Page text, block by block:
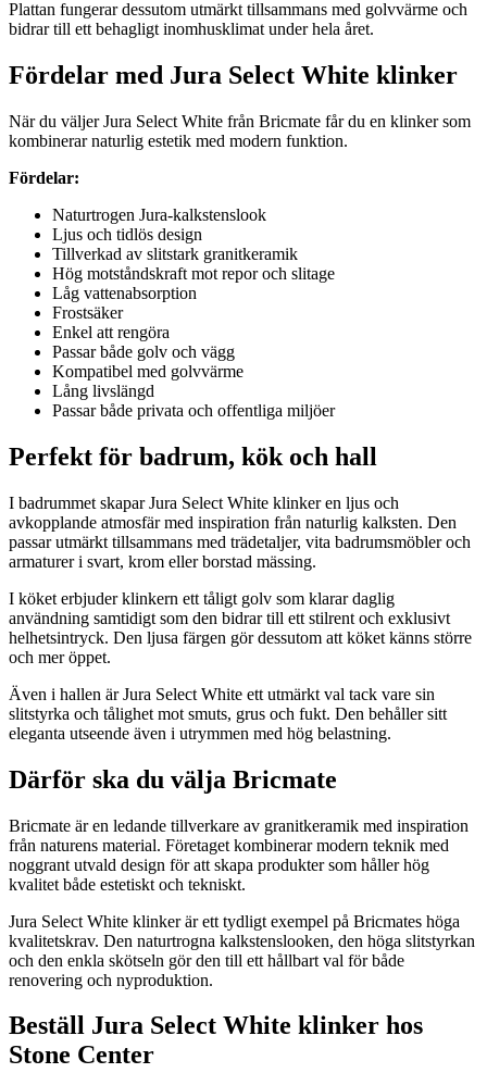
Plattan fungerar dessutom utmärkt tillsammans med golvvärme och
bidrar till ett behagligt inomhusklimat under hela året.
Fördelar med Jura Select White klinker
När du väljer Jura Select White från Bricmate får du en klinker som
kombinerar naturlig estetik med modern funktion.
Fördelar:
Naturtrogen Jura-kalkstenslook
Ljus och tidlös design
Tillverkad av slitstark granitkeramik
Hög motståndskraft mot repor och slitage
Låg vattenabsorption
Frostsäker
Enkel att rengöra
Passar både golv och vägg
Kompatibel med golvvärme
Lång livslängd
Passar både privata och offentliga miljöer
Perfekt för badrum, kök och hall
I badrummet skapar Jura Select White klinker en ljus och
avkopplande atmosfär med inspiration från naturlig kalksten. Den
passar utmärkt tillsammans med trädetaljer, vita badrumsmöbler och
armaturer i svart, krom eller borstad mässing.
I köket erbjuder klinkern ett tåligt golv som klarar daglig
användning samtidigt som den bidrar till ett stilrent och exklusivt
helhetsintryck. Den ljusa färgen gör dessutom att köket känns större
och mer öppet.
Även i hallen är Jura Select White ett utmärkt val tack vare sin
slitstyrka och tålighet mot smuts, grus och fukt. Den behåller sitt
eleganta utseende även i utrymmen med hög belastning.
Därför ska du välja Bricmate
Bricmate är en ledande tillverkare av granitkeramik med inspiration
från naturens material. Företaget kombinerar modern teknik med
noggrant utvald design för att skapa produkter som håller hög
kvalitet både estetiskt och tekniskt.
Jura Select White klinker är ett tydligt exempel på Bricmates höga
kvalitetskrav. Den naturtrogna kalkstenslooken, den höga slitstyrkan
och den enkla skötseln gör den till ett hållbart val för både
renovering och nyproduktion.
Beställ Jura Select White klinker hos
Stone Center